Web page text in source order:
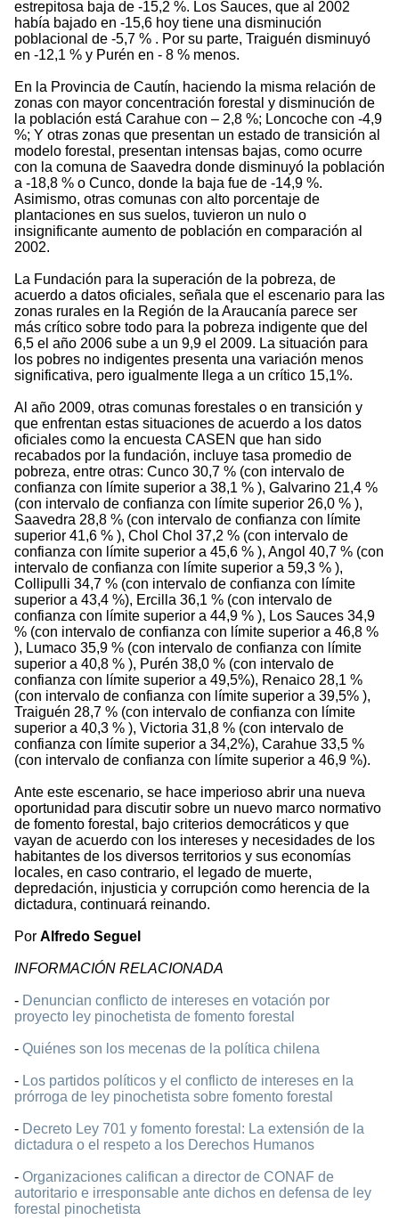
estrepitosa baja de -15,2 %. Los Sauces, que al 2002
había bajado en -15,6 hoy tiene una disminución
poblacional de -5,7 % . Por su parte, Traiguén disminuyó
en -12,1 % y Purén en - 8 % menos.
En la Provincia de Cautín, haciendo la misma relación de
zonas con mayor concentración forestal y disminución de
la población está Carahue con – 2,8 %; Loncoche con -4,9
%; Y otras zonas que presentan un estado de transición al
modelo forestal, presentan intensas bajas, como ocurre
con la comuna de Saavedra donde disminuyó la población
a -18,8 % o Cunco, donde la baja fue de -14,9 %.
Asimismo, otras comunas con alto porcentaje de
plantaciones en sus suelos, tuvieron un nulo o
insignificante aumento de población en comparación al
2002.
La Fundación para la superación de la pobreza, de
acuerdo a datos oficiales, señala que el escenario para las
zonas rurales en la Región de la Araucanía parece ser
más crítico sobre todo para la pobreza indigente que del
6,5 el año 2006 sube a un 9,9 el 2009. La situación para
los pobres no indigentes presenta una variación menos
significativa, pero igualmente llega a un crítico 15,1%.
Al año 2009, otras comunas forestales o en transición y
que enfrentan estas situaciones de acuerdo a los datos
oficiales como la encuesta CASEN que han sido
recabados por la fundación, incluye tasa promedio de
pobreza, entre otras: Cunco 30,7 % (con intervalo de
confianza con límite superior a 38,1 % ), Galvarino 21,4 %
(con intervalo de confianza con límite superior 26,0 % ),
Saavedra 28,8 % (con intervalo de confianza con límite
superior 41,6 % ), Chol Chol 37,2 % (con intervalo de
confianza con límite superior a 45,6 % ), Angol 40,7 % (con
intervalo de confianza con límite superior a 59,3 % ),
Collipulli 34,7 % (con intervalo de confianza con límite
superior a 43,4 %), Ercilla 36,1 % (con intervalo de
confianza con límite superior a 44,9 % ), Los Sauces 34,9
% (con intervalo de confianza con límite superior a 46,8 %
), Lumaco 35,9 % (con intervalo de confianza con límite
superior a 40,8 % ), Purén 38,0 % (con intervalo de
confianza con límite superior a 49,5%), Renaico 28,1 %
(con intervalo de confianza con límite superior a 39,5% ),
Traiguén 28,7 % (con intervalo de confianza con límite
superior a 40,3 % ), Victoria 31,8 % (con intervalo de
confianza con límite superior a 34,2%), Carahue 33,5 %
(con intervalo de confianza con límite superior a 46,9 %).
Ante este escenario, se hace imperioso abrir una nueva
oportunidad para discutir sobre un nuevo marco normativo
de fomento forestal, bajo criterios democráticos y que
vayan de acuerdo con los intereses y necesidades de los
habitantes de los diversos territorios y sus economías
locales, en caso contrario, el legado de muerte,
depredación, injusticia y corrupción como herencia de la
dictadura, continuará reinando.
Por Alfredo Seguel
INFORMACIÓN RELACIONADA
- Denuncian conflicto de intereses en votación por
proyecto ley pinochetista de fomento forestal
- Quiénes son los mecenas de la política chilena
- Los partidos políticos y el conflicto de intereses en la
prórroga de ley pinochetista sobre fomento forestal
- Decreto Ley 701 y fomento forestal: La extensión de la
dictadura o el respeto a los Derechos Humanos
- Organizaciones califican a director de CONAF de
autoritario e irresponsable ante dichos en defensa de ley
forestal pinochetista